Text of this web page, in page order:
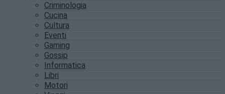
Criminologia
Cucina
Cultura
Eventi
Gaming
Gossip
Informatica
Libri
Motori